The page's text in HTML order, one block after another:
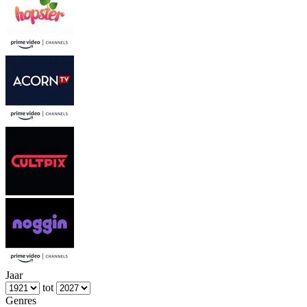
Jaar
tot
Genres